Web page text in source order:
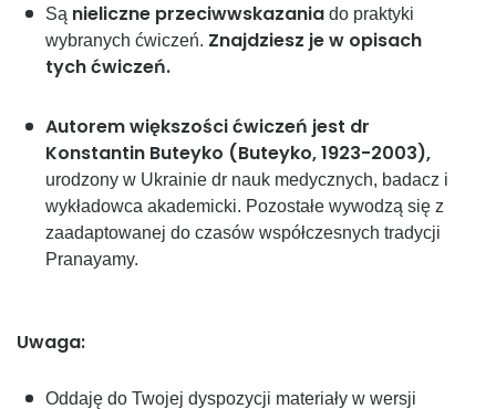
Są nieliczne przeciwwskazania do praktyki
wybranych ćwiczeń. Znajdziesz je w opisach
tych ćwiczeń.
Autorem większości ćwiczeń jest dr
Konstantin Buteyko (Buteyko, 1923-2003),
urodzony w Ukrainie dr nauk medycznych, badacz i
wykładowca akademicki. Pozostałe wywodzą się z
zaadaptowanej do czasów współczesnych tradycji
Pranayamy.
Uwaga:
Oddaję do Twojej dyspozycji materiały w wersji